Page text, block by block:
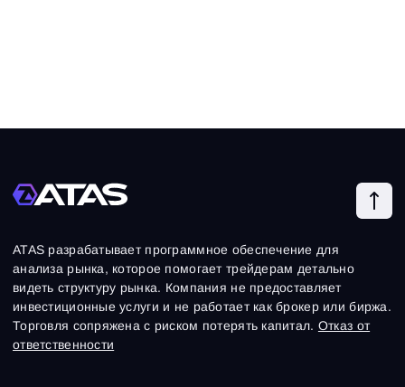
ATAS разрабатывает программное обеспечение для
анализа рынка, которое помогает трейдерам детально
видеть структуру рынка. Компания не предоставляет
инвестиционные услуги и не работает как брокер или биржа.
Торговля сопряжена с риском потерять капитал. Отказ от
ответственности